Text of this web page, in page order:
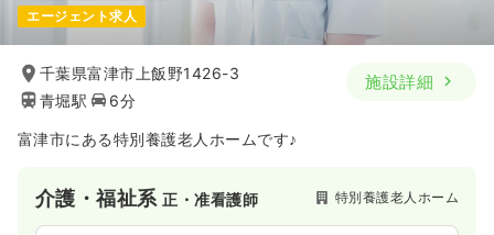
エージェント求人
千葉県富津市上飯野1426-3
青堀駅
6分
施設詳細
富津市にある特別養護老人ホームです♪
介護・福祉系正・准看護師 特別養護老人ホーム